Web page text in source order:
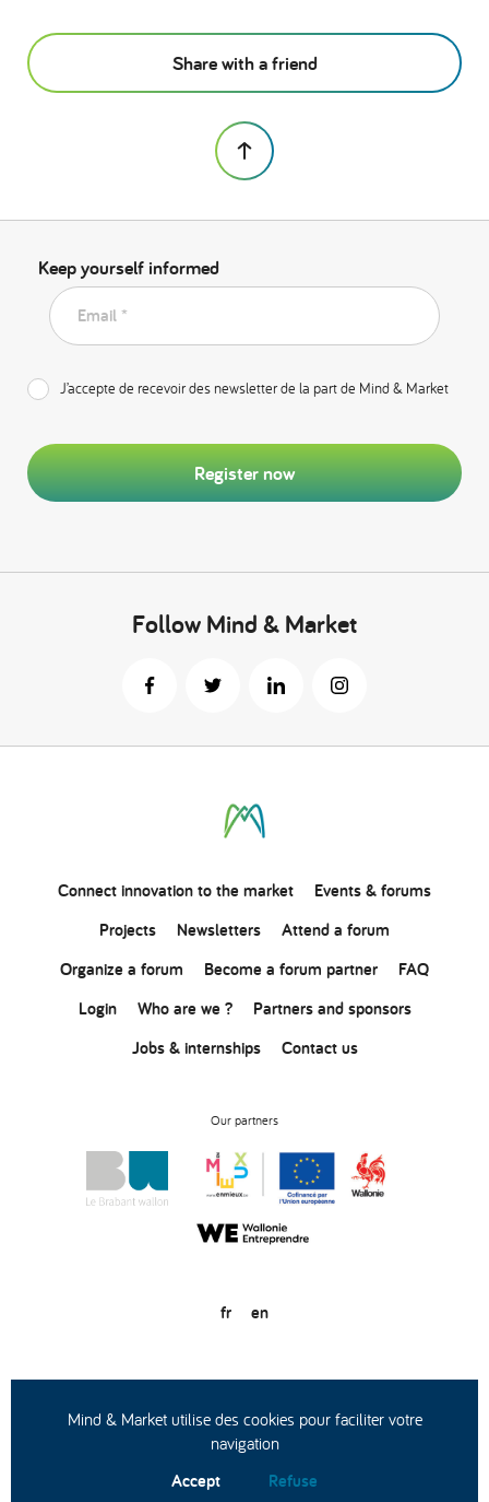
Share with a friend
Keep yourself informed
Email *
J’accepte de recevoir des newsletter de la part de Mind & Market
Register now
Follow Mind & Market
Connectinnovationto the market
Events & forums
Projects
Newsletters
Attend a forum
Organize a forum
Become a forum partner
FAQ
Login
Who are we ?
Partners and sponsors
Jobs & internships
Contact us
Our partners
fr en
© Copyright 2020
General conditions of use
Privacy statement
Mind & Market utilise des cookies pour faciliter votre
navigation
Accept Refuse